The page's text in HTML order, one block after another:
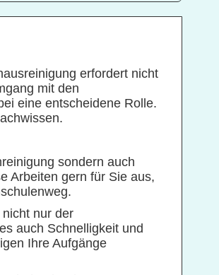
erfordert nicht
mit den
eine entscheidene Rolle.
sondern auch
Arbeiten gern für Sie aus,
nur der
auch Schnelligkeit und
Ihre Aufgänge